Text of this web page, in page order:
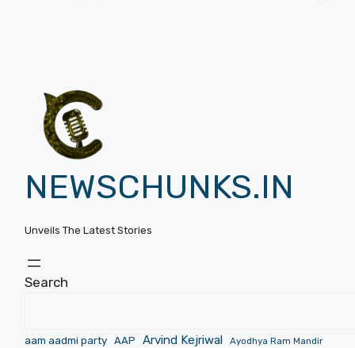
NEWSCHUNKS.IN
Unveils The Latest Stories
Search
aam aadmi party AAP Arvind Kejriwal Ayodhya Ram Mandir